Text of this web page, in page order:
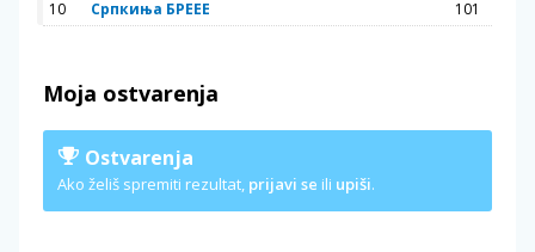
10
Српкиња БРЕЕЕ 101
Moja ostvarenja
Ostvarenja
Ako želiš spremiti rezultat, prijavi se ili upiši.